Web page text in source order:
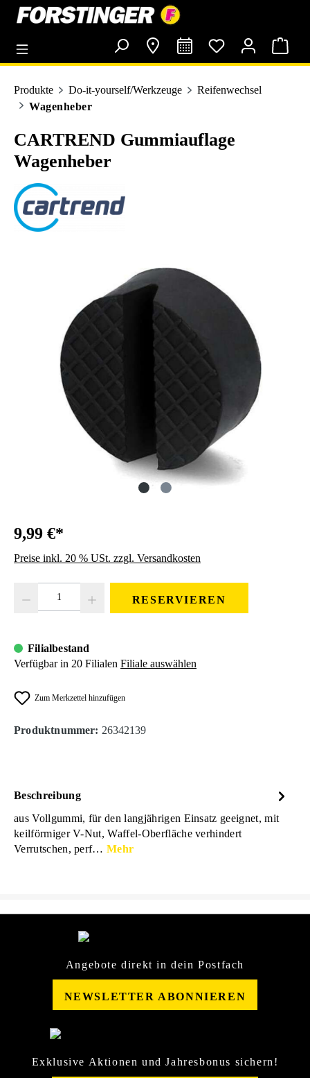
springen
Produkte Do-it-yourself/Werkzeuge
Reifenwechsel
Wagenheber
CARTREND Gummiauflage
Wagenheber
9,99 €*
Preise inkl. 20 % USt. zzgl. Versandkosten
RESERVIEREN
Filialbestand
Verfügbar in 20 Filialen Filiale auswählen
Zum Merkzettel hinzufügen
Produktnummer: 26342139
Beschreibung
aus Vollgummi, für den langjährigen Einsatz geeignet, mit
keilförmiger V-Nut, Waffel-Oberfläche verhindert
Verrutschen, perf…Mehr
Angebote direkt in dein Postfach
NEWSLETTER ABONNIEREN
Exklusive Aktionen und Jahresbonus sichern!